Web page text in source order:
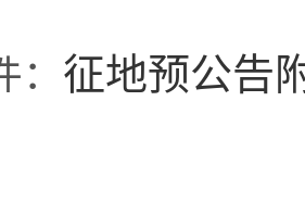
征地预公告